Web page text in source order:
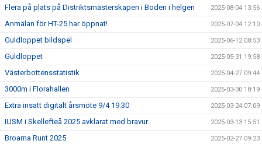
Flera på plats på Distriktsmästerskapen i Boden i helgen 2025-08-04 13:56
Anmälan för HT-25 har öppnat! 2025-07-04 12:10
Guldloppet bildspel 2025-06-12 08:53
Guldloppet 2025-05-31 19:58
Västerbottensstatistik 2025-04-27 09:44
3000m i Florahallen 2025-03-30 18:19
Extra insatt digitalt årsmöte 9/4 19:30 2025-03-24 07:09
IUSM i Skellefteå 2025 avklarat med bravur 2025-03-13 15:51
Broarna Runt 2025 2025-02-27 09:23